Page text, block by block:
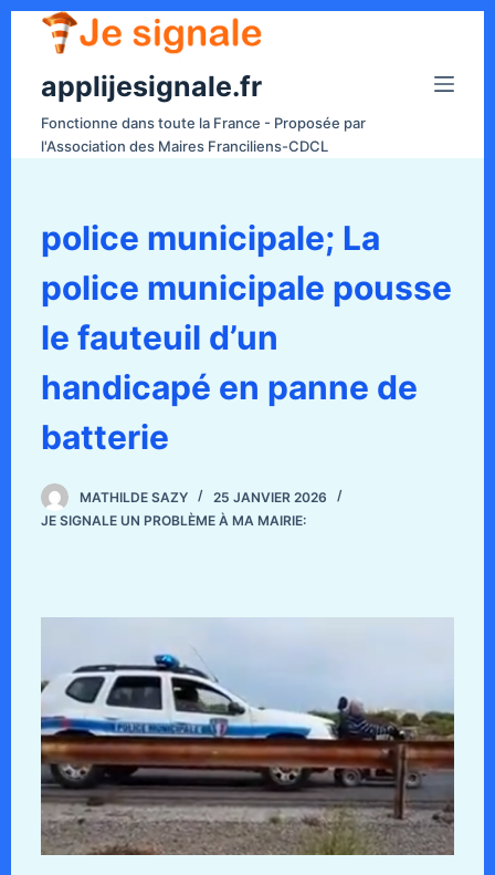
applijesignale.fr
Fonctionne dans toute la France - Proposée par
l'Association des Maires Franciliens-CDCL
police municipale; La
police municipale pousse
le fauteuil d’un
handicapé en panne de
batterie
MATHILDE SAZY
25 JANVIER 2026
JE SIGNALE UN PROBLÈME À MA MAIRIE: